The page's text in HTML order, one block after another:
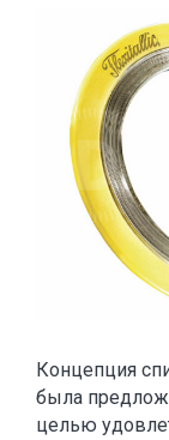
Концепция
была
целью